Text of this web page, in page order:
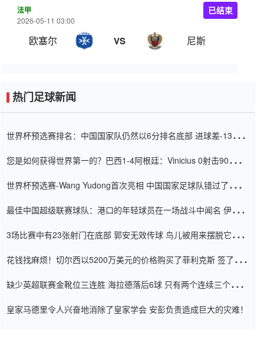
法甲
2026-05-11 03:00
欧塞尔 VS 尼斯
已结束
热门足球新闻
世界杯预选赛排名：中国国家队仍然以6分排名底部 进球差-13令人
您是如何获得世界第一的？巴西1-4阿根廷：Vinicius 0射击90分钟
世界杯预选赛-Wang Yudong首次亮相 中国国家足球队错过了世界
最佳中国超级联赛球队：港口的年轻球员在一场战斗中闻名 伊万放
3场比赛中有23张射门在底部 郭安无效传球 鸟儿被用来摆脱它
花钱找麻烦！切尔西以5200万美元的价格购买了菲利克斯 签了7年
缺少英超联赛金靴位三连胜 海拉德落后6球 只有两个连续三个连续
皇家马德里令人兴奋地消除了皇家学会 安彭负责造成巨大的灾难！